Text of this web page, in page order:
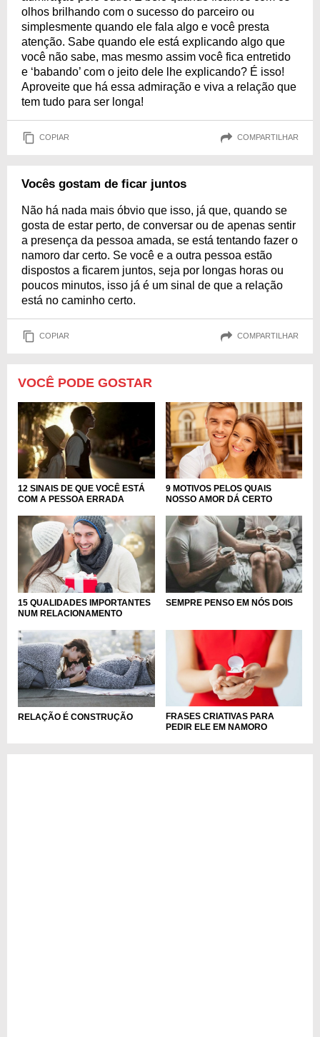
olhos brilhando com o sucesso do parceiro ou
simplesmente quando ele fala algo e você presta
atenção. Sabe quando ele está explicando algo que
você não sabe, mas mesmo assim você fica entretido
e ‘babando’ com o jeito dele lhe explicando? É isso!
Aproveite que há essa admiração e viva a relação que
tem tudo para ser longa!
COPIAR COMPARTILHAR
Vocês gostam de ficar juntos
Não há nada mais óbvio que isso, já que, quando se
gosta de estar perto, de conversar ou de apenas sentir
a presença da pessoa amada, se está tentando fazer o
namoro dar certo. Se você e a outra pessoa estão
dispostos a ficarem juntos, seja por longas horas ou
poucos minutos, isso já é um sinal de que a relação
está no caminho certo.
COPIAR COMPARTILHAR
VOCÊ PODE GOSTAR
12 SINAIS DE QUE VOCÊ ESTÁ
COM A PESSOA ERRADA
9 MOTIVOS PELOS QUAIS
NOSSO AMOR DÁ CERTO
15 QUALIDADES IMPORTANTES
NUM RELACIONAMENTO
SEMPRE PENSO EM NÓS DOIS
RELAÇÃO É CONSTRUÇÃO
FRASES CRIATIVAS PARA
PEDIR ELE EM NAMORO